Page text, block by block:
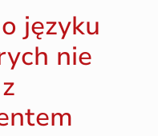
języku
nie